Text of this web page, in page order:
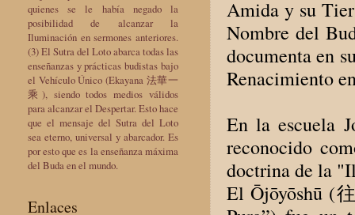
Amida y su
Nombre del
documenta en
Renacimiento
En la escuela
reconocido
doctrina de la
El Ōjōyōshū (
quienes se le había negado la
posibilidad de alcanzar la
Iluminación en sermones anteriores.
(3) El Sutra del Loto abarca todas las
enseñanzas y prácticas budistas bajo
el Vehículo Único (Ekayana 法華一
乘), siendo todos medios válidos
para alcanzar el Despertar. Esto hace
que el mensaje del Sutra del Loto
sea eterno, universal y abarcador. Es
por esto que es la enseñanza máxima
del Buda en el mundo.
Enlaces